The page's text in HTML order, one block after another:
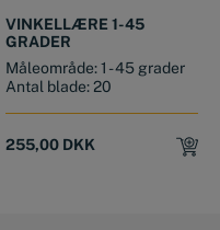
VINKELLÆRE 1-45
GRADER
Måleområde: 1 - 45 grader
Antal blade: 20
255,00 DKK